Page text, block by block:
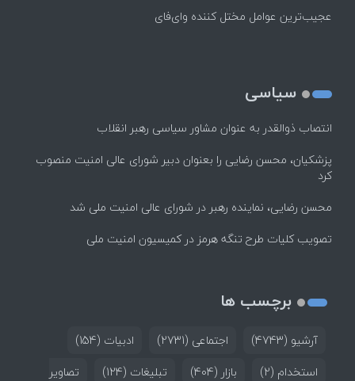
عجیب‌ترین عوامل مختل کننده وای‌فای
سیاسی
انتصاب ذوالقدر به عنوان مشاور سیاسی رهبر انقلاب
پزشکیان، محسن رضایی را بعنوان دبیر شورای عالی امنیت منصوب
کرد
محسن رضایی، نماینده رهبر در شورای عالی امنیت ملی شد
تصویب کلیات طرح تنگه هرمز در کمیسیون امنیت ملی
برچسب ها
آرشیو (4743) اجتماعی (2731) ادبیات (154)
استخدام (2) بازار (404) تبلیغات (124) تصاویر